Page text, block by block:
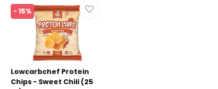
- 15%
Lowcarbchef Protein
Chips - Sweet Chili (25